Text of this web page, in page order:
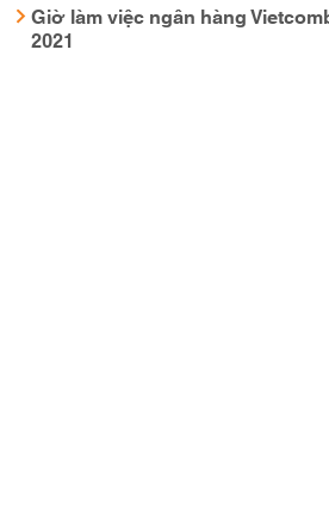
Giờ làm việc ngân hàng
2021